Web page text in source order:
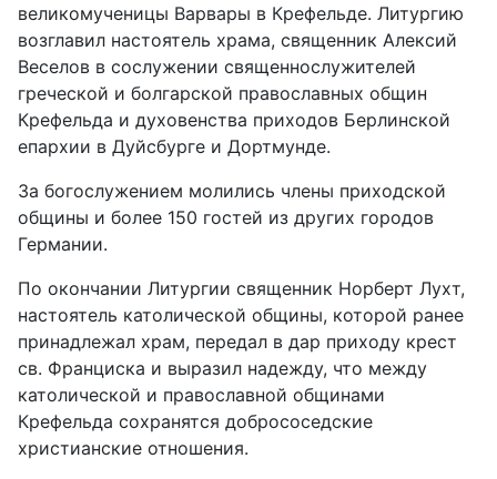
великомученицы Варвары в Крефельде. Литургию
возглавил настоятель храма, священник Алексий
Веселов в сослужении священнослужителей
греческой и болгарской православных общин
Крефельда и духовенства приходов Берлинской
епархии в Дуйсбурге и Дортмунде.
За богослужением молились члены приходской
общины и более 150 гостей из других городов
Германии.
По окончании Литургии священник Норберт Лухт,
настоятель католической общины, которой ранее
принадлежал храм, передал в дар приходу крест
св. Франциска и выразил надежду, что между
католической и православной общинами
Крефельда сохранятся добрососедские
христианские отношения.